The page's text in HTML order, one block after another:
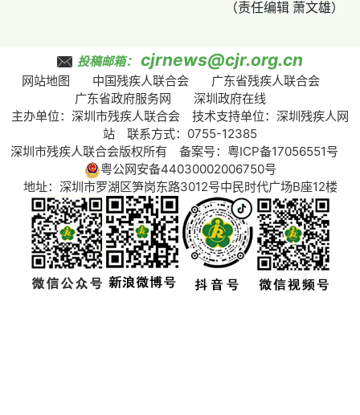
（责任编辑 萧文雄）
投稿邮箱： cjrnews@cjr.org.cn
网站地图 中国残疾人联合会
广东省残疾人联合会
广东省政府服务网
深圳政府在线
主办单位：深圳市残疾人联合会 技术支持单位：深圳残疾人网
站 联系方式：0755-12385
深圳市残疾人联合会版权所有 备案号： 粤ICP备17056551号
粤公网安备44030002006750号
地址：深圳市罗湖区笋岗东路3012号中民时代广场B座12楼